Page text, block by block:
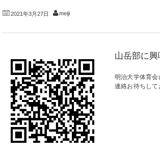
2021年3月27日 meiji
山岳部に興
明治大学体育会
連絡お待ちし